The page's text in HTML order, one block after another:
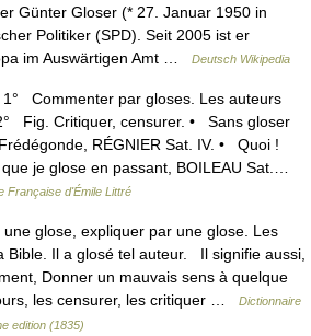
Günter Gloser (* 27. Januar 1950 in
Politiker (SPD). Seit 2005 ist er
im Auswärtigen Amt …
Deutsch Wikipedia
Commenter par gloses. Les auteurs
Fig. Critiquer, censurer. • Sans gloser
RÉGNIER Sat. IV. • Quoi !
je glose en passant, BOILEAU Sat.…
Française d'Émile Littré
glose, expliquer par une glose. Les
Bible. Il a glosé tel auteur. Il signifie aussi,
Donner un mauvais sens à quelque
les censurer, les critiquer …
Dictionnaire
edition (1835)